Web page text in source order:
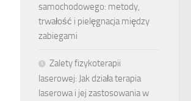
samochodowego: metody,
trwałość i pielęgnacja między
zabiegami
Zalety fizykoterapii
laserowej: Jak działa terapia
laserowa i jej zastosowania w